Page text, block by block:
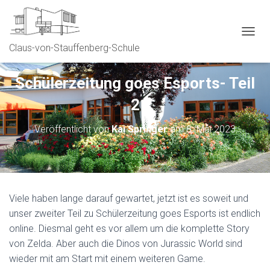
Claus-von-Stauffenberg-Schule
Schülerzeitung goes Esports- Teil
2
Veröffentlicht vonKai Springeram8. Mai 2023
Viele haben lange darauf gewartet, jetzt ist es soweit und
unser zweiter Teil zu Schülerzeitung goes Esports ist endlich
online. Diesmal geht es vor allem um die komplette Story
von Zelda. Aber auch die Dinos von Jurassic World sind
wieder mit am Start mit einem weiteren Game.